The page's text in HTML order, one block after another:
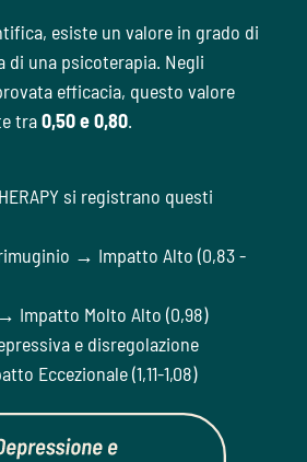
esiste un valore in grado di
di una psicoterapia. Negli
efficacia, questo valore
tra0,50 e 0,80.
si registrano questi
→ Impatto Alto (0,83 -
Impatto Molto Alto (0,98)
e disregolazione
Eccezionale (1,11-1,08)